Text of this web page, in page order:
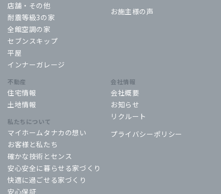
店舗・その他
耐震等級3の家
全館空調の家
セブンスキップ
平屋
インナーガレージ
お施主様の声
不動産
住宅情報
土地情報
私たちについて
マイホームタナカの想い
お客様と私たち
確かな技術とセンス
安心安全に暮らせる家づくり
快適に過ごせる家づくり
安心保証
会社情報
会社概要
お知らせ
リクルート
プライバシーポリシー